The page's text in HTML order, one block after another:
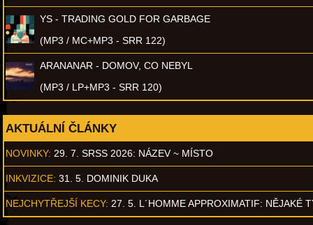
YS - TRADING GOLD FOR GARBAGE
(MP3 / MC+MP3 - SRR 122)
ARANANAR - DOMOV, CO NEBYL
(MP3 / LP+MP3 - SRR 120)
AKTUÁLNÍ ČLÁNKY
NOVINKY: 29. 7. SRSS 2026: NÁZEV ~ MÍSTO
INKVIZICE: 31. 5. DOMINIK DUKA
NEJCHYTŘEJŠÍ KECY: 27. 5. L´HOMME APPROXIMATIF: NĚJAKÉ